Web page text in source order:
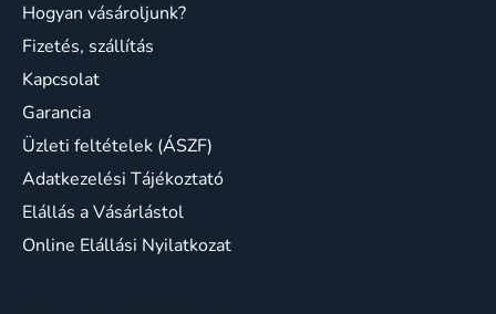
Hogyan vásároljunk?
Fizetés, szállítás
Kapcsolat
Garancia
Üzleti feltételek (ÁSZF)
Adatkezelési Tájékoztató
Elállás a Vásárlástol
Online Elállási Nyilatkozat